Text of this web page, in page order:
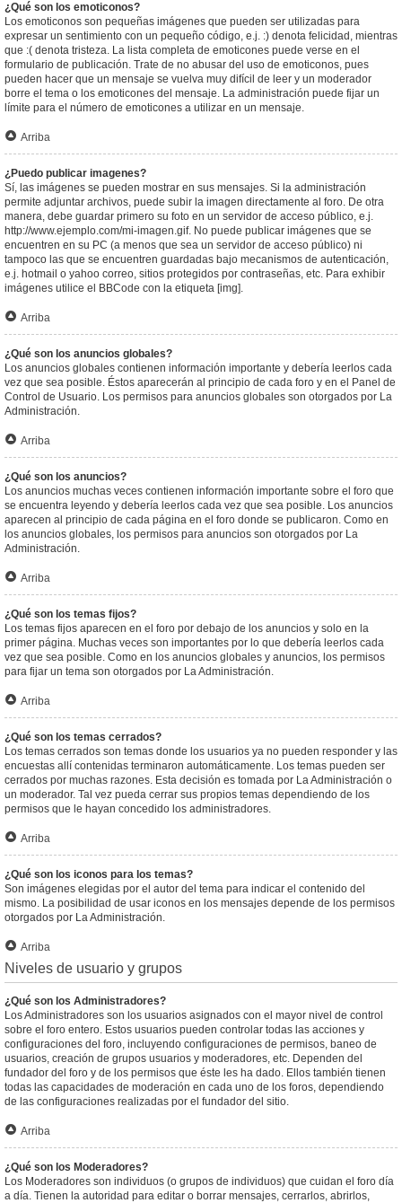
¿Qué son los emoticonos?
Los emoticonos son pequeñas imágenes que pueden ser utilizadas para
expresar un sentimiento con un pequeño código, e.j. :) denota felicidad, mientras
que :( denota tristeza. La lista completa de emoticones puede verse en el
formulario de publicación. Trate de no abusar del uso de emoticonos, pues
pueden hacer que un mensaje se vuelva muy difícil de leer y un moderador
borre el tema o los emoticones del mensaje. La administración puede fijar un
límite para el número de emoticones a utilizar en un mensaje.
Arriba
¿Puedo publicar imagenes?
Sí, las imágenes se pueden mostrar en sus mensajes. Si la administración
permite adjuntar archivos, puede subir la imagen directamente al foro. De otra
manera, debe guardar primero su foto en un servidor de acceso público, e.j.
http://www.ejemplo.com/mi-imagen.gif. No puede publicar imágenes que se
encuentren en su PC (a menos que sea un servidor de acceso público) ni
tampoco las que se encuentren guardadas bajo mecanismos de autenticación,
e.j. hotmail o yahoo correo, sitios protegidos por contraseñas, etc. Para exhibir
imágenes utilice el BBCode con la etiqueta [img].
Arriba
¿Qué son los anuncios globales?
Los anuncios globales contienen información importante y debería leerlos cada
vez que sea posible. Éstos aparecerán al principio de cada foro y en el Panel de
Control de Usuario. Los permisos para anuncios globales son otorgados por La
Administración.
Arriba
¿Qué son los anuncios?
Los anuncios muchas veces contienen información importante sobre el foro que
se encuentra leyendo y debería leerlos cada vez que sea posible. Los anuncios
aparecen al principio de cada página en el foro donde se publicaron. Como en
los anuncios globales, los permisos para anuncios son otorgados por La
Administración.
Arriba
¿Qué son los temas fijos?
Los temas fijos aparecen en el foro por debajo de los anuncios y solo en la
primer página. Muchas veces son importantes por lo que debería leerlos cada
vez que sea posible. Como en los anuncios globales y anuncios, los permisos
para fijar un tema son otorgados por La Administración.
Arriba
¿Qué son los temas cerrados?
Los temas cerrados son temas donde los usuarios ya no pueden responder y las
encuestas allí contenidas terminaron automáticamente. Los temas pueden ser
cerrados por muchas razones. Esta decisión es tomada por La Administración o
un moderador. Tal vez pueda cerrar sus propios temas dependiendo de los
permisos que le hayan concedido los administradores.
Arriba
¿Qué son los iconos para los temas?
Son imágenes elegidas por el autor del tema para indicar el contenido del
mismo. La posibilidad de usar iconos en los mensajes depende de los permisos
otorgados por La Administración.
Arriba
Niveles de usuario y grupos
¿Qué son los Administradores?
Los Administradores son los usuarios asignados con el mayor nivel de control
sobre el foro entero. Estos usuarios pueden controlar todas las acciones y
configuraciones del foro, incluyendo configuraciones de permisos, baneo de
usuarios, creación de grupos usuarios y moderadores, etc. Dependen del
fundador del foro y de los permisos que éste les ha dado. Ellos también tienen
todas las capacidades de moderación en cada uno de los foros, dependiendo
de las configuraciones realizadas por el fundador del sitio.
Arriba
¿Qué son los Moderadores?
Los Moderadores son individuos (o grupos de individuos) que cuidan el foro día
a día. Tienen la autoridad para editar o borrar mensajes, cerrarlos, abrirlos,